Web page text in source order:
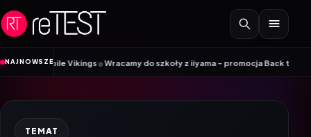
Przejdź do treści
NAJNOWSZE
Vikings•Wracamy do szkoły z iiyama – promocja Back to School na
TEMAT